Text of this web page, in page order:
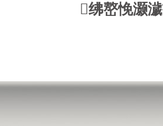
绋嶅悗灏